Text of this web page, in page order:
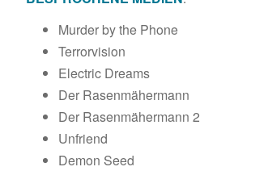
Murder by the Phone
Terrorvision
Electric Dreams
Der Rasenmähermann
Der Rasenmähermann 2
Unfriend
Demon Seed